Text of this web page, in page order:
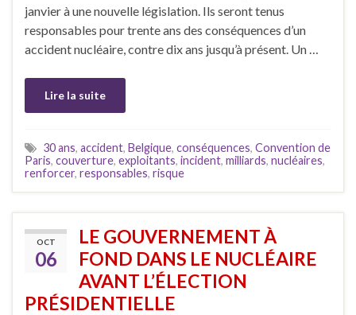
janvier à une nouvelle législation. Ils seront tenus
responsables pour trente ans des conséquences d’un
accident nucléaire, contre dix ans jusqu’à présent. Un …
Lire la suite
30 ans, accident, Belgique, conséquences, Convention de
Paris, couverture, exploitants, incident, milliards, nucléaires,
renforcer, responsables, risque
OCT
06
LE GOUVERNEMENT À
FOND DANS LE NUCLÉAIRE
AVANT L’ÉLECTION
PRÉSIDENTIELLE